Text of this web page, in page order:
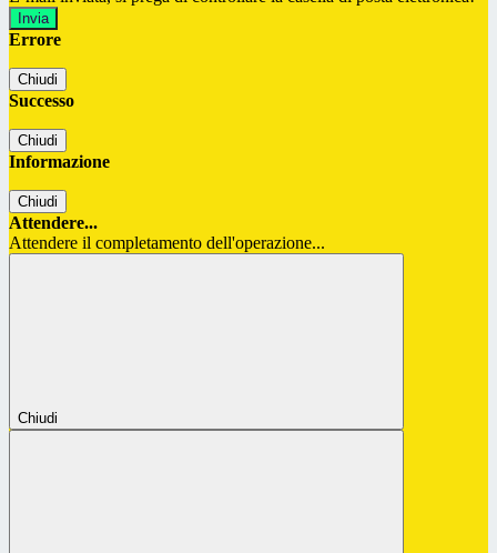
Errore
Chiudi
Successo
Chiudi
Informazione
Chiudi
Attendere...
Attendere il completamento dell'operazione...
Chiudi